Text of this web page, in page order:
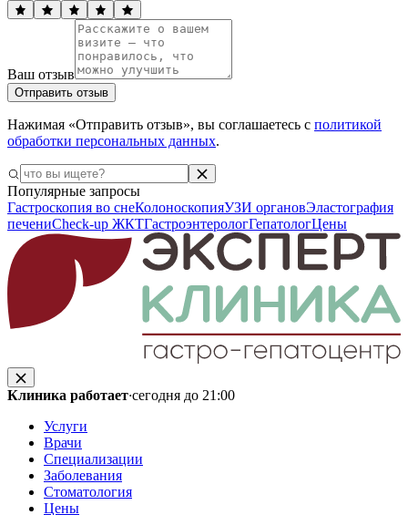
Ваш отзыв
Отправить отзыв
Нажимая «Отправить отзыв», вы соглашаетесь с политикой
обработки персональных данных.
Популярные запросы
Гастроскопия во снеКолоноскопияУЗИ органовЭластография
печениCheck-up ЖКТГастроэнтерологГепатологЦены
Клиника работает·сегодня до 21:00
Услуги
Врачи
Специализации
Заболевания
Стоматология
Цены